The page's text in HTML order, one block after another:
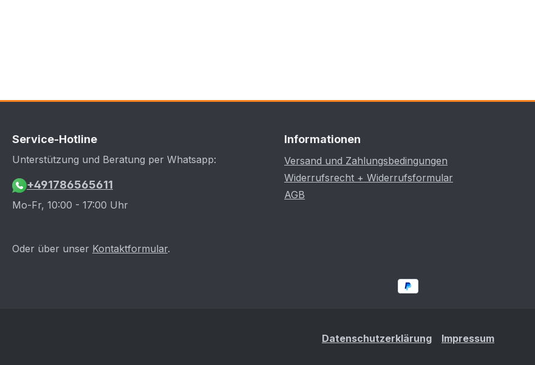
Service-Hotline
Unterstützung und Beratung per Whatsapp:
+491786565611
Mo-Fr, 10:00 - 17:00 Uhr
Oder über unser Kontaktformular.
Informationen
Versand und Zahlungsbedingungen
Widerrufsrecht + Widerrufsformular
AGB
Datenschutzerklärung Impressum